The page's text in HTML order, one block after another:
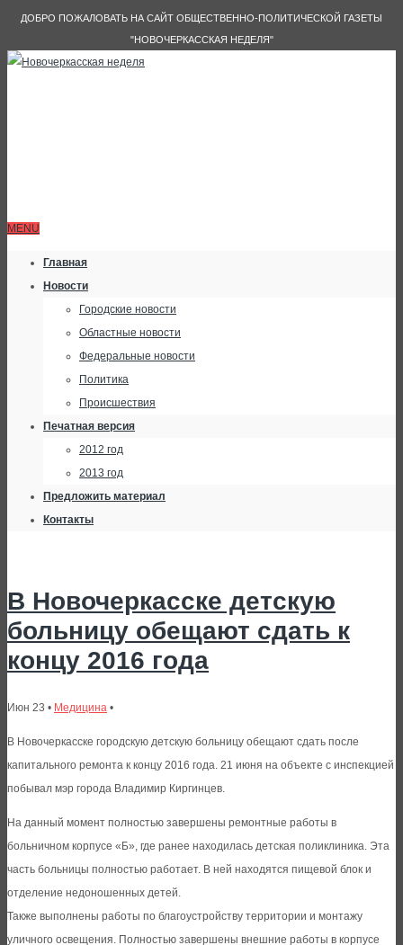
ДОБРО ПОЖАЛОВАТЬ НА САЙТ ОБЩЕСТВЕННО-ПОЛИТИЧЕСКОЙ ГАЗЕТЫ
"НОВОЧЕРКАССКАЯ НЕДЕЛЯ"
MENU
Главная
Новости
Городские новости
Областные новости
Федеральные новости
Политика
Происшествия
Печатная версия
2012 год
2013 год
Предложить материал
Контакты
В Новочеркасске детскую
больницу обещают сдать к
концу 2016 года
Июн 23 • Медицина •
В Новочеркасске городскую детскую больницу обещают сдать после
капитального ремонта к концу 2016 года. 21 июня на объекте с инспекцией
побывал мэр города Владимир Киргинцев.
На данный момент полностью завершены ремонтные работы в
больничном корпусе «Б», где ранее находилась детская поликлиника. Эта
часть больницы полностью работает. В ней находятся пищевой блок и
отделение недоношенных детей.
Также выполнены работы по благоустройству территории и монтажу
уличного освещения. Полностью завершены внешние работы в корпусе